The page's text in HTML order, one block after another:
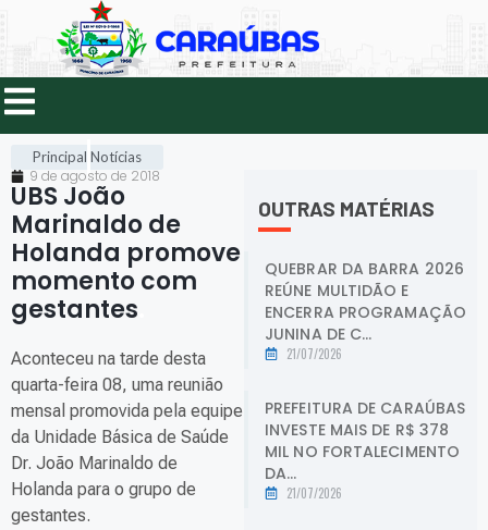
Principal Notícias
9 de agosto de 2018
UBS João
Marinaldo de
Holanda promove
momento com
gestantes
Aconteceu na tarde desta
quarta-feira 08, uma reunião
mensal promovida pela equipe
da Unidade Básica de Saúde
Dr. João Marinaldo de
Holanda para o grupo de
gestantes.
OUTRAS MATÉRIAS
QUEBRAR DA BARRA 2026
REÚNE MULTIDÃO E
ENCERRA PROGRAMAÇÃO
JUNINA DE C...
21/07/2026
PREFEITURA DE CARAÚBAS
INVESTE MAIS DE R$ 378
MIL NO FORTALECIMENTO
DA...
21/07/2026